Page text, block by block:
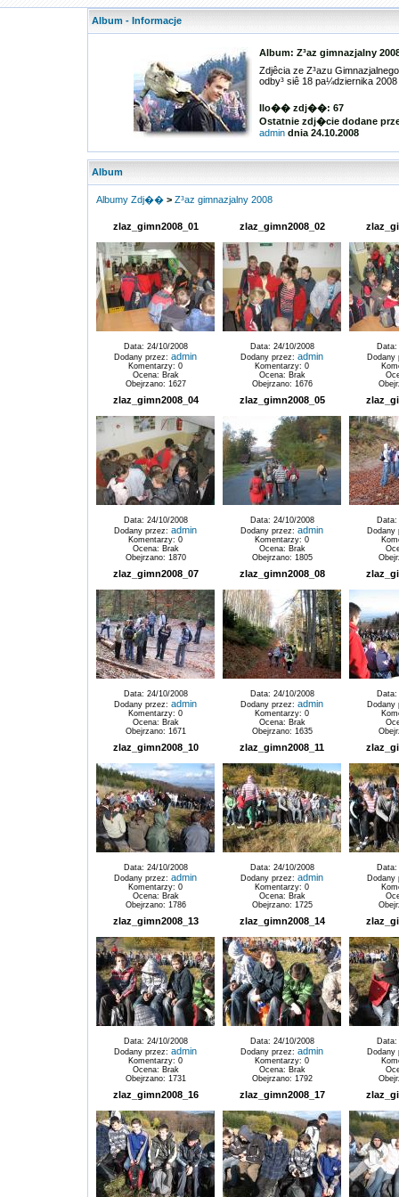
Album - Informacje
Album: Z³az gimnazjalny
Zdjêcia ze Z³azu
odby³ siê 18 pa¼dziernika 2008
Ilo�� zdj��: 67
Ostatnie zdj�cie dodane
admin dnia 24.10.2008
Album
Albumy Zdj�� > Z³az gimnazjalny 2008
zlaz_gimn2008_01
Data: 24/10/2008
Dodany przez: admin
Komentarzy: 0
Ocena: Brak
Obejrzano: 1627
zlaz_gimn2008_02
Data: 24/10/2008
Dodany przez: admin
Komentarzy: 0
Ocena: Brak
Obejrzano: 1676
Data:
zlaz_gimn2008_04
Data: 24/10/2008
Dodany przez: admin
Komentarzy: 0
Ocena: Brak
Obejrzano: 1870
zlaz_gimn2008_05
Data: 24/10/2008
Dodany przez: admin
Komentarzy: 0
Ocena: Brak
Obejrzano: 1805
Data:
zlaz_gimn2008_07
Data: 24/10/2008
Dodany przez: admin
Komentarzy: 0
Ocena: Brak
Obejrzano: 1671
zlaz_gimn2008_08
Data: 24/10/2008
Dodany przez: admin
Komentarzy: 0
Ocena: Brak
Obejrzano: 1635
Data:
zlaz_gimn2008_10
Data: 24/10/2008
Dodany przez: admin
Komentarzy: 0
Ocena: Brak
Obejrzano: 1786
zlaz_gimn2008_11
Data: 24/10/2008
Dodany przez: admin
Komentarzy: 0
Ocena: Brak
Obejrzano: 1725
Data:
zlaz_gimn2008_13
Data: 24/10/2008
Dodany przez: admin
Komentarzy: 0
Ocena: Brak
Obejrzano: 1731
zlaz_gimn2008_14
Data: 24/10/2008
Dodany przez: admin
Komentarzy: 0
Ocena: Brak
Obejrzano: 1792
Data:
zlaz_gimn2008_16 zlaz_gimn2008_17